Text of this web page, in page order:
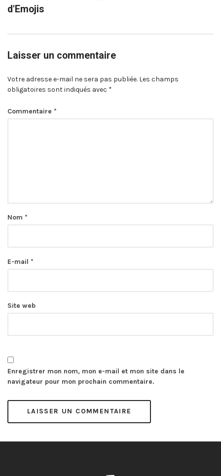
d'Emojis
Laisser un commentaire
Votre adresse e-mail ne sera pas publiée. Les champs
obligatoires sont indiqués avec *
Commentaire *
Nom *
E-mail *
Site web
Enregistrer mon nom, mon e-mail et mon site dans le
navigateur pour mon prochain commentaire.